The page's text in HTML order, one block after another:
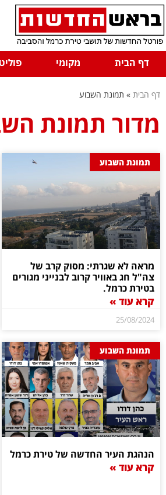
דף הבית
מקומי
דף הבית » תמונת השבוע
מדור תמונת
תמונת השבוע
מראה לא שגרתי: מסוק קרב של
צה"ל חג באוויר קרוב לבנייני מגורים
בטירת כרמל.
קרא עוד »
25/08/2024
תמונת השבוע
הנהגת העיר החדשה של טירת כרמל
קרא עוד »